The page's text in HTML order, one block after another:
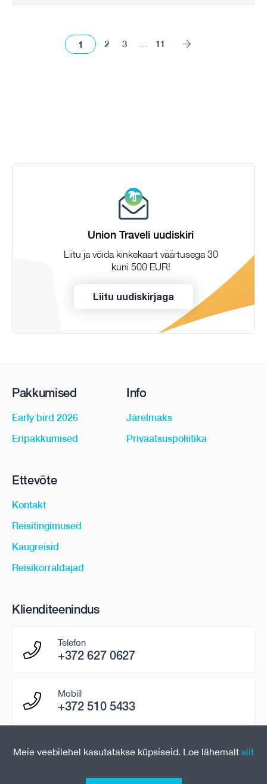
1 2 3 11
Union Traveli uudiskiri
Liitu ja võida kinkekaart väärtusega 30
kuni 500 EUR!
Liitu uudiskirjaga
Pakkumised
Early bird 2026
Eripakkumised
Info
Järelmaks
Privaatsuspoliitika
Ettevõte
Kontakt
Reisitingimused
Kaugreisid
Reisikorraldajad
Klienditeenindus
Telefon
+372 627 0627
Mobiil
+372 510 5433
paring@uniontravel.ee
Meie veebilehel kasutatakse küpsiseid. Loe lähemalt siit